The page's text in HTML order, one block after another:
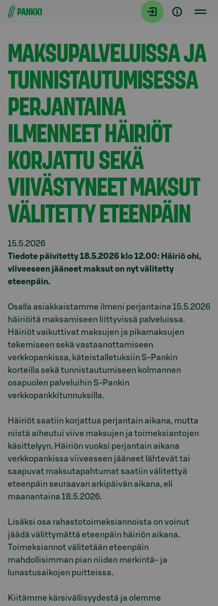
Siirry suoraan sisältöön
Tiedotteet
MAKSUPALVELUISSA JA
TUNNISTAUTUMISESSA
PERJANTAINA
ILMENNEET HÄIRIÖT
KORJATTU SEKÄ
VIIVÄSTYNEET MAKSUT
VÄLITETTY ETEENPÄIN
15.5.2026
Tiedote päivitetty 18.5.2026 klo 12.00: Häiriö ohi,
viiveeseen jääneet maksut on nyt välitetty
eteenpäin.
Osalla asiakkaistamme ilmeni perjantaina 15.5.2026
häiriöitä maksamiseen liittyvissä palveluissa.
Häiriöt vaikuttivat maksujen ja pikamaksujen
tekemiseen sekä vastaanottamiseen
verkkopankissa, käteistalletuksiin S-Pankin
korteilla sekä tunnistautumiseen kolmannen
osapuolen palveluihin S-Pankin
verkkopankkitunnuksilla.
Häiriöt saatiin korjattua perjantain aikana, mutta
niistä aiheutui viive maksujen ja toimeksiantojen
käsittelyyn. Häiriön vuoksi perjantain aikana
verkkopankissa viiveeseen jääneet lähtevät tai
saapuvat maksutapahtumat saatiin välitettyä
eteenpäin seuraavan arkipäivän aikana, eli
maanantaina 18.5.2026.
Lisäksi osa rahastotoimeksiannoista on voinut
jäädä välittymättä eteenpäin häiriön aikana.
Toimeksiannot välitetään eteenpäin
mahdollisimman pian niiden merkintä- ja
lunastusaikojen puitteissa.
Kiitämme kärsivällisyydestä ja olemme